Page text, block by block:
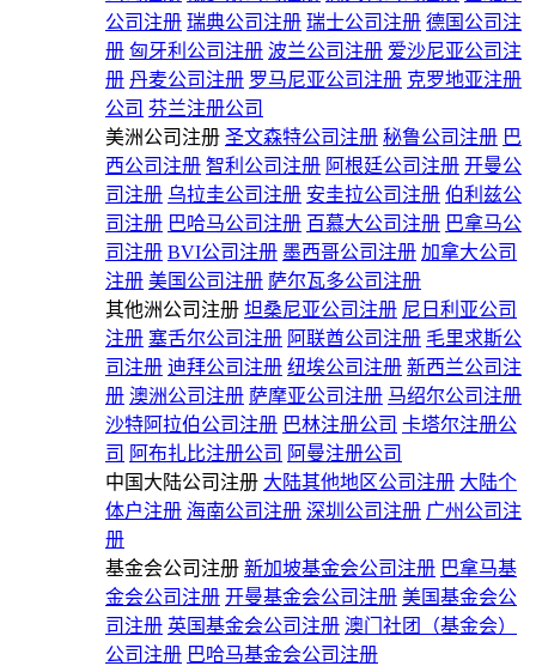
公司注册 瑞典公司注册 瑞士公司注册 德国公司注
册 匈牙利公司注册 波兰公司注册 爱沙尼亚公司注
册 丹麦公司注册 罗马尼亚公司注册 克罗地亚注册
公司 芬兰注册公司
美洲公司注册 圣文森特公司注册 秘鲁公司注册 巴
西公司注册 智利公司注册 阿根廷公司注册 开曼公
司注册 乌拉圭公司注册 安圭拉公司注册 伯利兹公
司注册 巴哈马公司注册 百慕大公司注册 巴拿马公
司注册 BVI公司注册 墨西哥公司注册 加拿大公司
注册 美国公司注册 萨尔瓦多公司注册
其他洲公司注册 坦桑尼亚公司注册 尼日利亚公司
注册 塞舌尔公司注册 阿联酋公司注册 毛里求斯公
司注册 迪拜公司注册 纽埃公司注册 新西兰公司注
册 澳洲公司注册 萨摩亚公司注册 马绍尔公司注册
沙特阿拉伯公司注册 巴林注册公司 卡塔尔注册公
司 阿布扎比注册公司 阿曼注册公司
中国大陆公司注册 大陆其他地区公司注册 大陆个
体户注册 海南公司注册 深圳公司注册 广州公司注
册
基金会公司注册 新加坡基金会公司注册 巴拿马基
金会公司注册 开曼基金会公司注册 美国基金会公
司注册 英国基金会公司注册 澳门社团（基金会）
公司注册 巴哈马基金会公司注册